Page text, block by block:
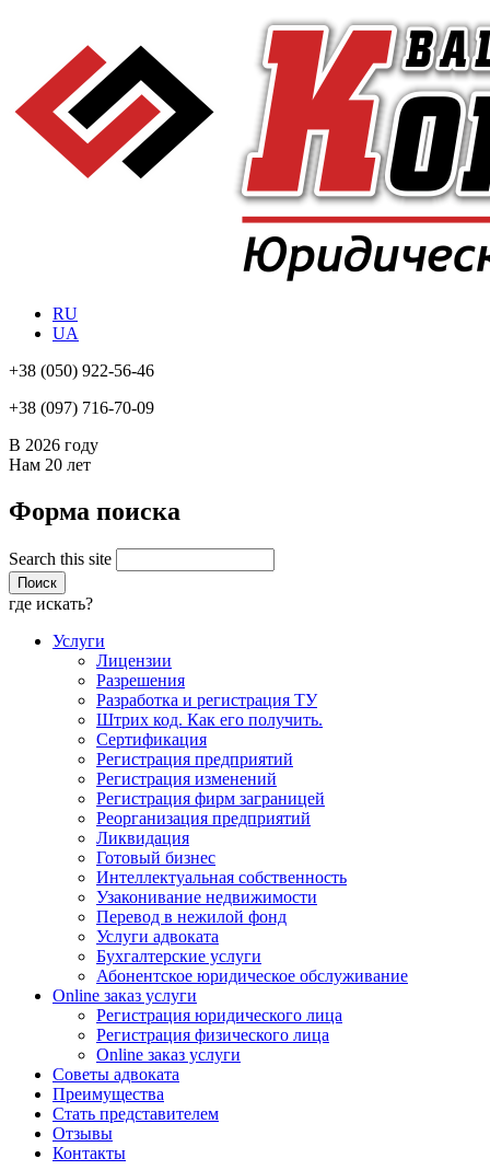
RU
UA
+38 (050) 922-56-46
+38 (097) 716-70-09
В 2026 году
Нам 20 лет
Форма поиска
Search this site
где искать?
Услуги
Лицензии
Разрешения
Разработка и регистрация ТУ
Штрих код. Как его получить.
Сертификация
Регистрация предприятий
Регистрация изменений
Регистрация фирм заграницей
Реорганизация предприятий
Ликвидация
Готовый бизнес
Интеллектуальная собственность
Узаконивание недвижимости
Перевод в нежилой фонд
Услуги адвоката
Бухгалтерские услуги
Абонентское юридическое обслуживание
Online заказ услуги
Регистрация юридического лица
Регистрация физического лица
Online заказ услуги
Советы адвоката
Преимущества
Стать представителем
Отзывы
Контакты